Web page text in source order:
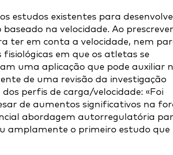
estudos existentes para
na velocidade. Ao prescrever
ter em conta a velocidade, nem
em que os atletas se
uma aplicação que pode auxiliar
de uma revisão da investigação
perfis de carga/velocidade: «Foi
de aumentos significativos na
abordagem autorregulatória
amplamente o primeiro estudo que